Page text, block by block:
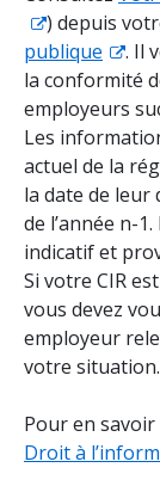
) depuis
publique
. Il
la conformité
employeurs
Les
actuel de la
la date de leur
de l’année n-
indicatif et
Si votre CIR
vous devez
employeur
votre situation.
Pour en savoir
Droit à